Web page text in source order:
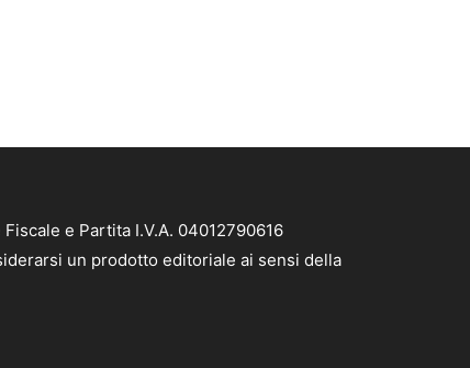
e Partita I.V.A. 04012790616
un prodotto editoriale ai sensi della